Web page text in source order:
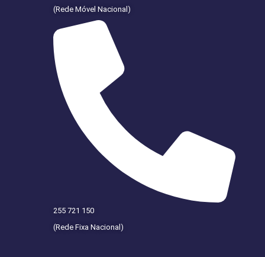
(Rede Móvel Nacional)
255 721 150
(Rede Fixa Nacional)